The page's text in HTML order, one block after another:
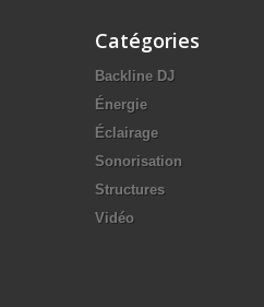
Catégories
Backline DJ
Énergie
Éclairage
Sonorisation
Structures
Vidéo